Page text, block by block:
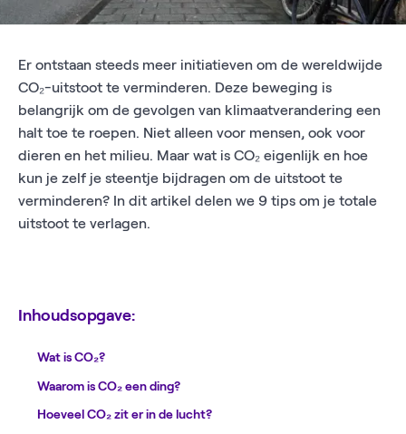
Er ontstaan steeds meer initiatieven om de wereldwijde
CO₂-uitstoot te verminderen. Deze beweging is
belangrijk om de gevolgen van klimaatverandering een
halt toe te roepen. Niet alleen voor mensen, ook voor
dieren en het milieu. Maar wat is CO₂ eigenlijk en hoe
kun je zelf je steentje bijdragen om de uitstoot te
verminderen? In dit artikel delen we 9 tips om je totale
uitstoot te verlagen.
Inhoudsopgave:
Wat is CO₂?
Waarom is CO₂ een ding?
Hoeveel CO₂ zit er in de lucht?